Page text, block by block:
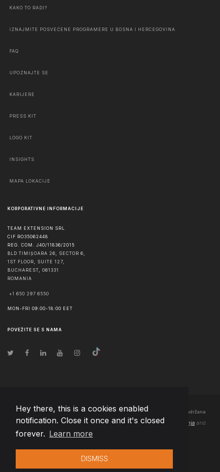
Hey there, this is a cookies enabled
notification. Close it once and it's closed
forever. Learn more
DISMISS
KAKO TO RADI?
IZNAJMITE POSVEĆENE PROGRAMERE U BOSNA I HERCEGOVINA
FAQ
UPOZNAJTE SE
KARIJERE
PRESS KIT
LOGO KIT
INSIGHTS
MAPA LOKACIJE
KORPORATIVNE INFORMACIJE
TEAM EXTENSION SRL
CIF RO35062448
REG. COM. J40/11836/2015
BLD TIMIȘOARA 26, SECTOR 6,
1ST FLOOR, SUITE 127,
BUCHAREST
061331
ROMANIA
+1 650 297 6550
MON-FRI 09:00-18:00 EET
POVEŽITE SE S NAMA
© Autorska prava 2026 Team Extension Bosnia Herzegovina - Sva prava zadržana
Changelog● Korišćenjem ove stranice slažete se sa našimPravila korištenja and
Politika privatnosti